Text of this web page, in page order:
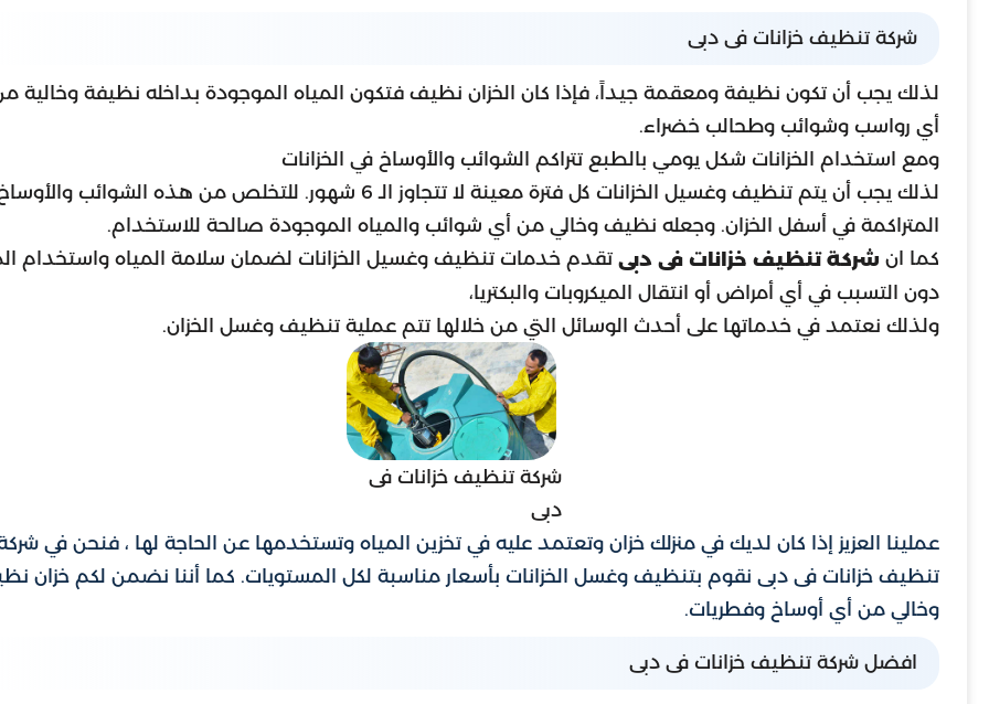
شركة تنظيف خزانات فى دبى
لذلك يجب أن تكون نظيفة ومعقمة جيداً، فإذا كان الخزان نظيف فتكون المياه الموجودة بداخله نظيفة وخالية
أي رواسب وشوائب وطحالب خضراء.
ومع استخدام الخزانات شكل يومي بالطبع تتراكم الشوائب والأوساخ في الخزانات
لذلك يجب أن يتم تنظيف وغسيل الخزانات كل فترة معينة لا تتجاوز الـ 6 شهور. للتخلص من هذه الشوائب
المتراكمة في أسفل الخزان. وجعله نظيف وخالي من أي شوائب والمياه الموجودة صالحة للاستخدام.
كما ان شركة تنظيف خزانات فى دبى تقدم خدمات تنظيف وغسيل الخزانات لضمان سلامة المياه واستخدام
دون التسبب في أي أمراض أو انتقال الميكروبات والبكتريا،
ولذلك نعتمد في خدماتها على أحدث الوسائل التي من خلالها تتم عملية تنظيف وغسل الخزان.
شركة تنظيف خزانات فى
دبى
عملينا العزيز إذا كان لديك في منزلك خزان وتعتمد عليه في تخزين المياه وتستخدمها عن الحاجة لها ، فنحن في
تنظيف خزانات فى دبى نقوم بتنظيف وغسل الخزانات بأسعار مناسبة لكل المستويات. كما أننا نضمن لكم خزان
وخالي من أي أوساخ وفطريات.
افضل شركة تنظيف خزانات فى دبى